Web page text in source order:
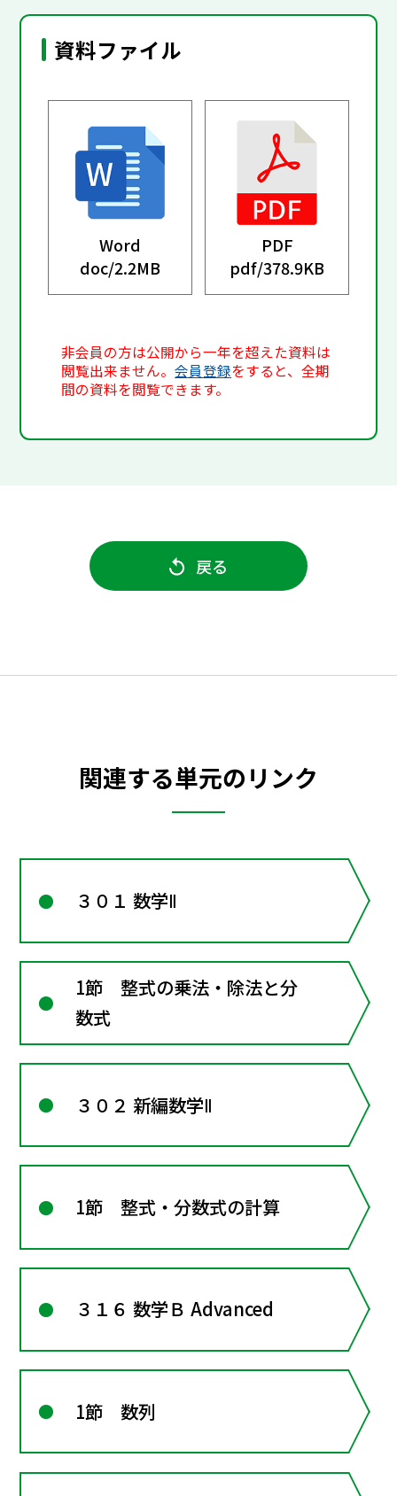
資料ファイル
Word
doc/2.2MB
PDF
pdf/378.9KB
非会員の方は公開から一年を超えた資料は
閲覧出来ません。会員登録をすると、全期
間の資料を閲覧できます。
戻る
関連する単元のリンク
３０１ 数学Ⅱ
1節 整式の乗法・除法と分
数式
３０２ 新編数学Ⅱ
1節 整式・分数式の計算
３１６ 数学Ｂ Advanced
1節 数列